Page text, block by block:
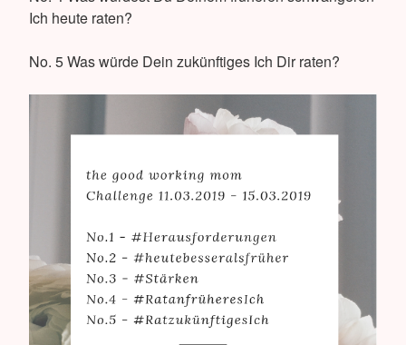
Ich heute raten?
No. 5 Was würde Dein zukünftiges Ich Dir raten?